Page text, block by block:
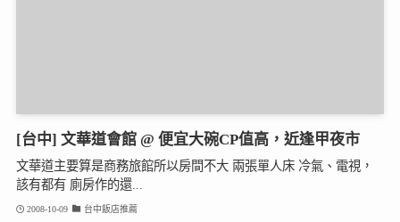
[台中] 文華道會館 @ 便宜大碗CP值高，近逢甲夜市
文華道主要算是商務旅館所以房間不大 兩張單人床 冷氣、電視，
該有都有 廁房作的還...
2008-10-09 台中飯店推薦